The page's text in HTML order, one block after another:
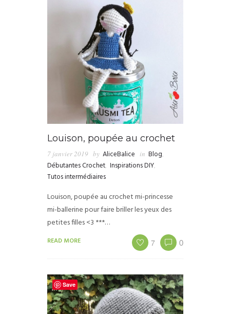
Louison, poupée au crochet
7 janvier 2019 by AliceBalice in Blog,
Débutantes Crochet, Inspirations DIY,
Tutos intermédiaires
Louison, poupée au crochet mi-princesse
mi-ballerine pour faire briller les yeux des
petites filles <3 ***…
READ MORE 7 0
Save